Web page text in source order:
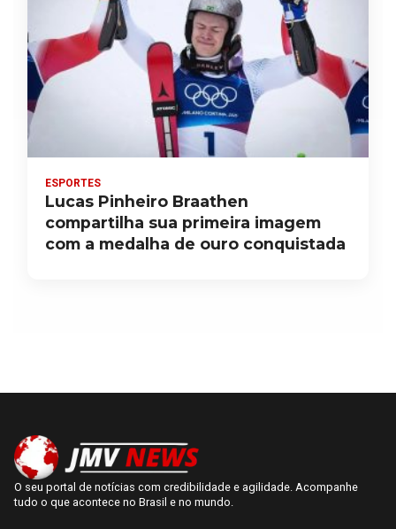
ESPORTES
Lucas Pinheiro Braathen
compartilha sua primeira imagem
com a medalha de ouro conquistada
O seu portal de notícias com credibilidade e agilidade. Acompanhe
tudo o que acontece no Brasil e no mundo.